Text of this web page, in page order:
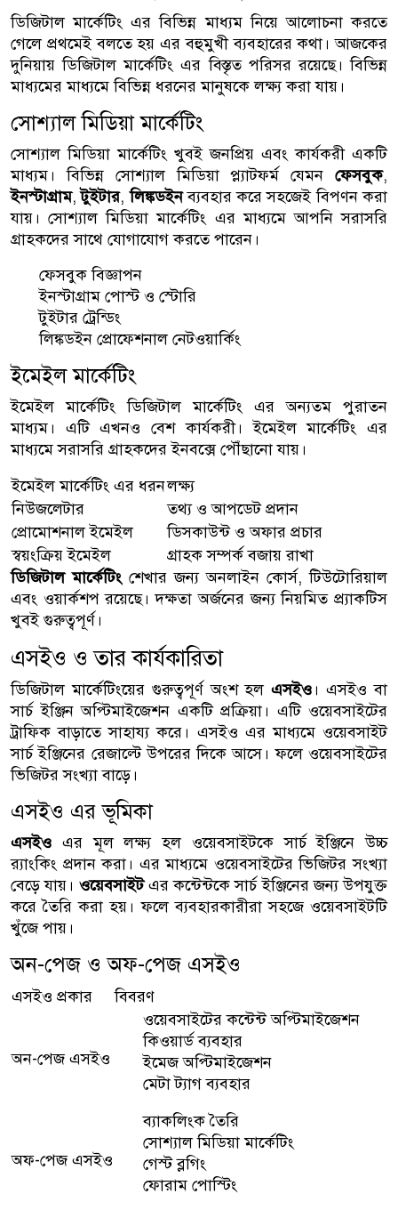
ডিজিটাল মার্কেটিং এর বিভিন্ন মাধ্যম নিয়ে আলোচনা করতে
গেলে প্রথমেই বলতে হয় এর বহুমুখী ব্যবহারের কথা। আজকের
দুনিয়ায় ডিজিটাল মার্কেটিং এর বিস্তৃত পরিসর রয়েছে। বিভিন্ন
মাধ্যমের মাধ্যমে বিভিন্ন ধরনের মানুষকে লক্ষ্য করা যায়।
সোশ্যাল মিডিয়া মার্কেটিং
সোশ্যাল মিডিয়া মার্কেটিং খুবই জনপ্রিয় এবং কার্যকরী একটি
মাধ্যম। বিভিন্ন সোশ্যাল মিডিয়া প্ল্যাটফর্ম যেমন ফেসবুক,
ইনস্টাগ্রাম,টুইটার,লিঙ্কডইনব্যবহার করে সহজেই বিপণন করা
যায়। সোশ্যাল মিডিয়া মার্কেটিং এর মাধ্যমে আপনি সরাসরি
গ্রাহকদের সাথে যোগাযোগ করতে পারেন।
ফেসবুক বিজ্ঞাপন
ইনস্টাগ্রাম পোস্ট ও স্টোরি
টুইটার ট্রেন্ডিং
লিঙ্কডইন প্রোফেশনাল নেটওয়ার্কিং
ইমেইল মার্কেটিং
ইমেইল মার্কেটিং ডিজিটাল মার্কেটিং এর অন্যতম পুরাতন
মাধ্যম। এটি এখনও বেশ কার্যকরী। ইমেইল মার্কেটিং এর
মাধ্যমে সরাসরি গ্রাহকদের ইনবক্সে পৌঁছানো যায়।
ইমেইল মার্কেটিং এর ধরনলক্ষ্য
নিউজলেটার
তথ্য ও আপডেট প্রদান
প্রোমোশনাল ইমেইল
ডিসকাউন্ট ও অফার প্রচার
স্বয়ংক্রিয় ইমেইল
গ্রাহক সম্পর্ক বজায় রাখা
ডিজিটাল মার্কেটিং শেখার জন্য অনলাইন কোর্স, টিউটোরিয়াল
এবং ওয়ার্কশপ রয়েছে। দক্ষতা অর্জনের জন্য নিয়মিত প্র্যাকটিস
খুবই গুরুত্বপূর্ণ।
এসইও ও তার কার্যকারিতা
ডিজিটাল মার্কেটিংয়ের গুরুত্বপূর্ণ অংশ হলএসইও। এসইও বা
সার্চ ইঞ্জিন অপ্টিমাইজেশন একটি প্রক্রিয়া। এটি ওয়েবসাইটের
ট্রাফিক বাড়াতে সাহায্য করে। এসইও এর মাধ্যমে ওয়েবসাইট
সার্চ ইঞ্জিনের রেজাল্টে উপরের দিকে আসে। ফলে ওয়েবসাইটের
ভিজিটর সংখ্যা বাড়ে।
এসইও এর ভূমিকা
এসইও এর মূল লক্ষ্য হল ওয়েবসাইটকে সার্চ ইঞ্জিনে উচ্চ
র‍্যাংকিং প্রদান করা। এর মাধ্যমে ওয়েবসাইটের ভিজিটর সংখ্যা
বেড়ে যায়। ওয়েবসাইটএর কন্টেন্টকে সার্চ ইঞ্জিনের জন্য উপযুক্ত
করে তৈরি করা হয়। ফলে ব্যবহারকারীরা সহজে ওয়েবসাইটটি
খুঁজে পায়।
অন-পেজ ও অফ-পেজ এসইও
এসইও প্রকার বিবরণ
অন-পেজ এসইও
ওয়েবসাইটের কন্টেন্ট অপ্টিমাইজেশন
কিওয়ার্ড ব্যবহার
ইমেজ অপ্টিমাইজেশন
মেটা ট্যাগ ব্যবহার
অফ-পেজ এসইও
ব্যাকলিংক তৈরি
সোশ্যাল মিডিয়া মার্কেটিং
গেস্ট ব্লগিং
ফোরাম পোস্টিং